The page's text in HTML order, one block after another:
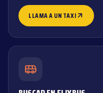
LLAMA A UN TAXI